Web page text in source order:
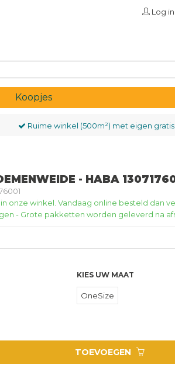
Log in
Koopjes
Ruime winkel (500m²) met eigen
- HABA
onze winkel. Vandaag online besteld dan
- Grote pakketten worden geleverd na
KIES UW MAAT
OneSize
TOEVOEGEN